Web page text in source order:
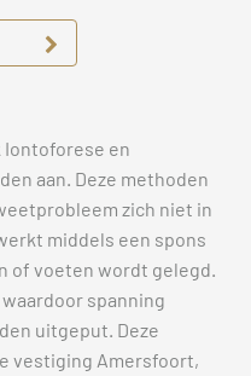
Iontoforese en
aan. Deze methoden
zich niet in
middels een spons
of voeten wordt gelegd.
spanning
uitgeput. Deze
vestiging Amersfoort,